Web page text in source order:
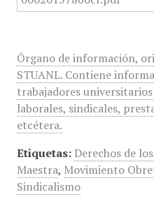
Órgano de información,
STUANL. Contiene
trabajadores
laborales, sindicales,
etcétera.
Etiquetas: Derechos de
Maestra, Movimiento
Sindicalismo